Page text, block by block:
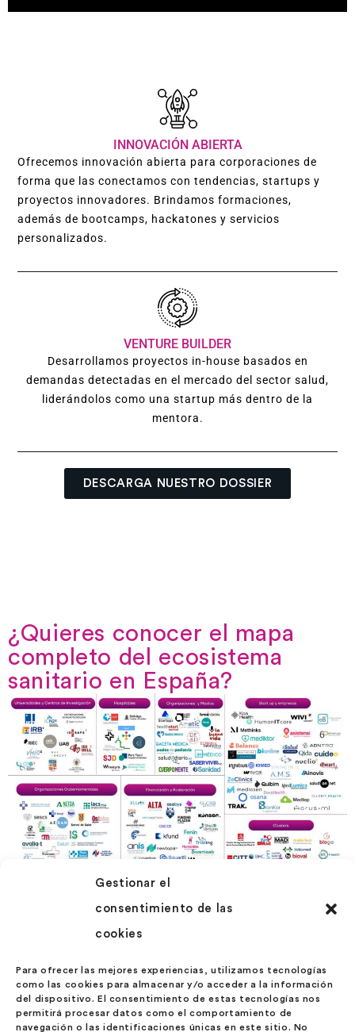
Gestionar el
consentimiento de las
cookies
Para ofrecer las mejores experiencias, utilizamos tecnologías
como las cookies para almacenar y/o acceder a la información
del dispositivo. El consentimiento de estas tecnologías nos
permitirá procesar datos como el comportamiento de
navegación o las identificaciones únicas en este sitio. No
INNOVACIÓN ABIERTA
Ofrecemos innovación abierta para corporaciones de
forma que las conectamos con tendencias, startups y
proyectos innovadores. Brindamos formaciones,
además de bootcamps, hackatones y servicios
personalizados.
VENTURE BUILDER
Desarrollamos proyectos in-house basados en
demandas detectadas en el mercado del sector salud,
liderándolos como una startup más dentro de la
mentora.
DESCARGA NUESTRO DOSSIER
¿Quieres conocer el mapa
completo del ecosistema
sanitario en España?
ACTUALIDAD